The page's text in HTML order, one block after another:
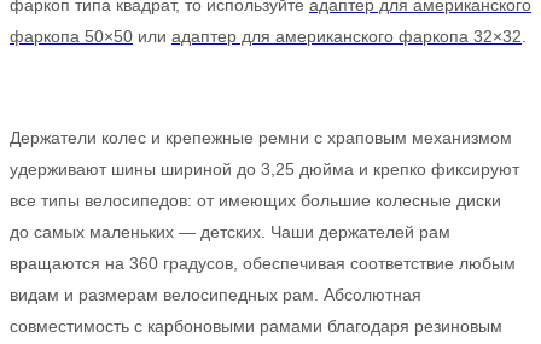
фаркоп типа квадрат, то используйте адаптер для американского
фаркопа 50×50 или адаптер для американского фаркопа 32×32
Держатели колес и крепежные ремни с храповым механизмом
удерживают шины шириной до 3,25 дюйма и крепко фиксируют
все типы велосипедов: от имеющих большие колесные диски
до самых маленьких — детских. Чаши держателей рам
вращаются на 360 градусов, обеспечивая соответствие любым
видам и размерам велосипедных рам. Абсолютная
совместимость с карбоновыми рамами благодаря резиновым